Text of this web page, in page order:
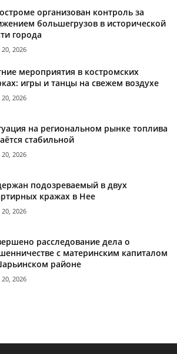
организован контроль за
большегрузов в исторической
города
2026
мероприятия в костромских
игры и танцы на свежем воздухе
2026
на региональном рынке топлива
стабильной
2026
подозреваемый в двух
кражах в Нее
2026
расследование дела о
с материнским капиталом
районе
2026